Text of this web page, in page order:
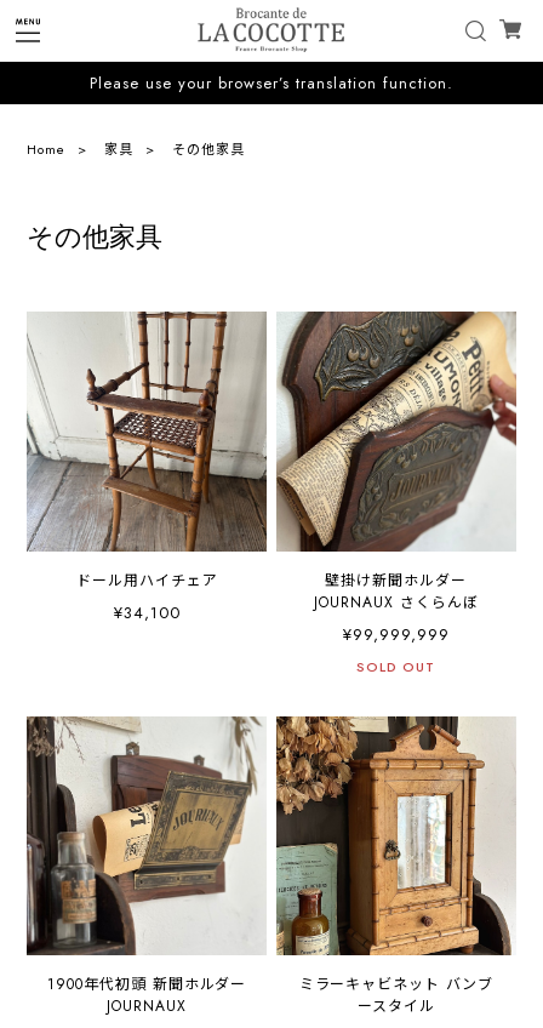
Please use your browser’s translation function.
Home 家具 その他家具
その他家具
ドール用ハイチェア
¥34,100
壁掛け新聞ホルダー
JOURNAUX さくらんぼ
¥99,999,999
SOLD OUT
1900年代初頭 新聞ホルダー
JOURNAUX
ミラーキャビネット バンブ
ースタイル